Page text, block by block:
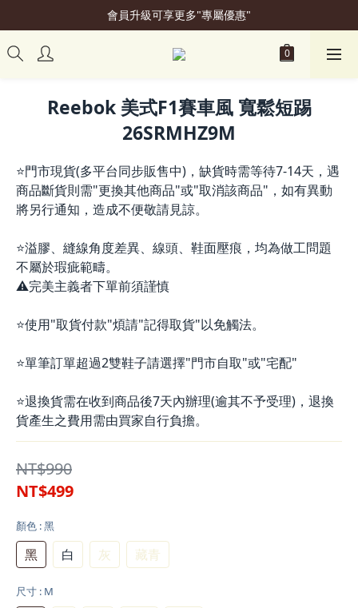
加入會員立即贈50元購物金
會員升級可享更多"專屬優惠"
加入會員立即贈50元購物金
Reebok 美式F1賽車風 寬鬆短踢
26SRMHZ9M
⭐門市現貨(多平台同步販售中)，缺貨時需等待7-14天，遇
商品斷貨則需"更換其他商品"或"取消該商品"，如有異動
將另行通知，造成不便敬請見諒。
⭐溢膠、縫線角度差異、線頭、鞋面壓痕，均為做工問題
不屬於瑕疵範疇。
⚠️完美主義者下單前須謹慎
⭐使用"取貨付款"煩請"記得取貨"以免觸法。
⭐單筆訂單超過2雙鞋子請選擇"門市自取"或"宅配"
⭐退換貨需在收到商品後7天內辦理(逾其不予受理)，退換
貨產生之費用需由買家自行負擔。
NT$990
NT$499
顏色 : 黑
黑 白 灰 藏青
尺寸 : M